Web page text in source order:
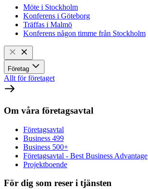
Möte i Stockholm
Konferens i Göteborg
Träffas i Malmö
Konferens någon timme från Stockholm
Företag
Allt för företaget
Om våra företagsavtal
Företagsavtal
Business 499
Business 500+
Företagsavtal - Best Business Advantage
Projektboende
För dig som reser i tjänsten